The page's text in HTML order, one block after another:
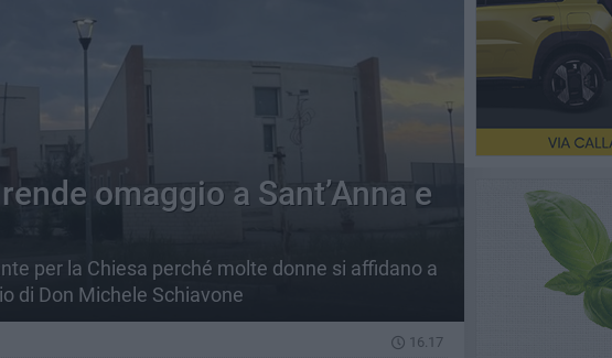
omaggio a Sant’Anna e
per la Chiesa perché molte donne si affidano a
di Don Michele Schiavone
16.17